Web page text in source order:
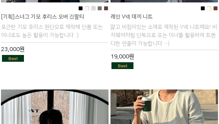
■ ■ ■ ■ ■
[기획]스너그 기모 후리스 오버 긴팔티
포근한 기모 후리스 원단으로 제작해 단품 또는
이너로도 높은 활용이 가능합니다 :)
23,000원
■ ■ ■
레인 V넥 데끼 니트
얇고 비침이있는 소재로 제작된 V넥 니트예요! 비
치웨어처럼 단독으로 또는 이너를 활용하여 트렌
디한 연출이 가능합니다 :-)
19,000원